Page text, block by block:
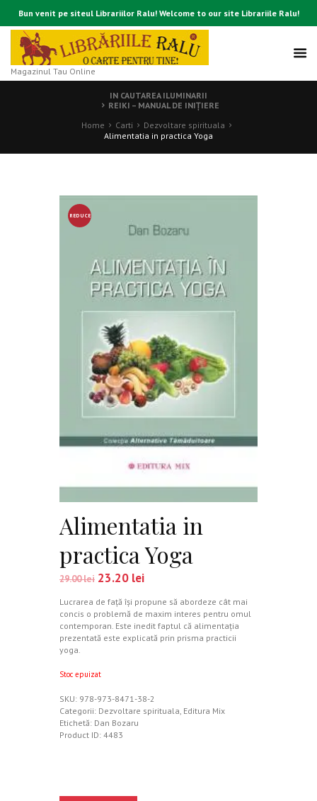
Bun venit pe siteul Librariilor Ralu! Welcome to our site Librariile Ralu!
Magazinul Tau Online
IN CAUTAREA ILUMINARII
REIKI – MANUAL DE INIŢIERE
Home
Carti
Dezvoltare spirituala
Alimentatia in practica Yoga
REDUCE
Alimentatia in
practica Yoga
29.00lei 23.20 lei
Lucrarea de faţă îşi propune să abordeze cât mai
concis o problemă de maxim interes pentru omul
contemporan. Este inedit faptul că alimentaţia
prezentată este explicată prin prisma practicii
yoga.
Stoc epuizat
SKU: 978-973-8471-38-2
Categorii: Dezvoltare spirituala Editura Mix
Etichetă: Dan Bozaru
Product ID: 4483